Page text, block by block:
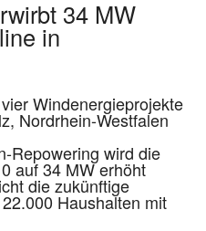
34 MW
in
Windenergieprojekte
Nordrhein-Westfalen
Repowering wird die
auf 34 MW erhöht
die zukünftige
Haushalten mit